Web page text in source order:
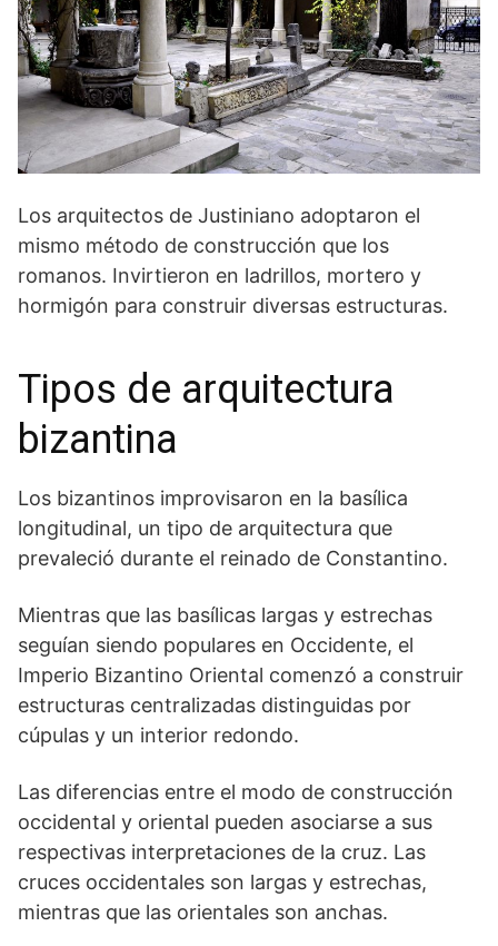
Los arquitectos de Justiniano adoptaron el
mismo método de construcción que los
romanos. Invirtieron en ladrillos, mortero y
hormigón para construir diversas estructuras.
Tipos de arquitectura
bizantina
Los bizantinos improvisaron en la basílica
longitudinal, un tipo de arquitectura que
prevaleció durante el reinado de Constantino.
Mientras que las basílicas largas y estrechas
seguían siendo populares en Occidente, el
Imperio Bizantino Oriental comenzó a construir
estructuras centralizadas distinguidas por
cúpulas y un interior redondo.
Las diferencias entre el modo de construcción
occidental y oriental pueden asociarse a sus
respectivas interpretaciones de la cruz. Las
cruces occidentales son largas y estrechas,
mientras que las orientales son anchas.